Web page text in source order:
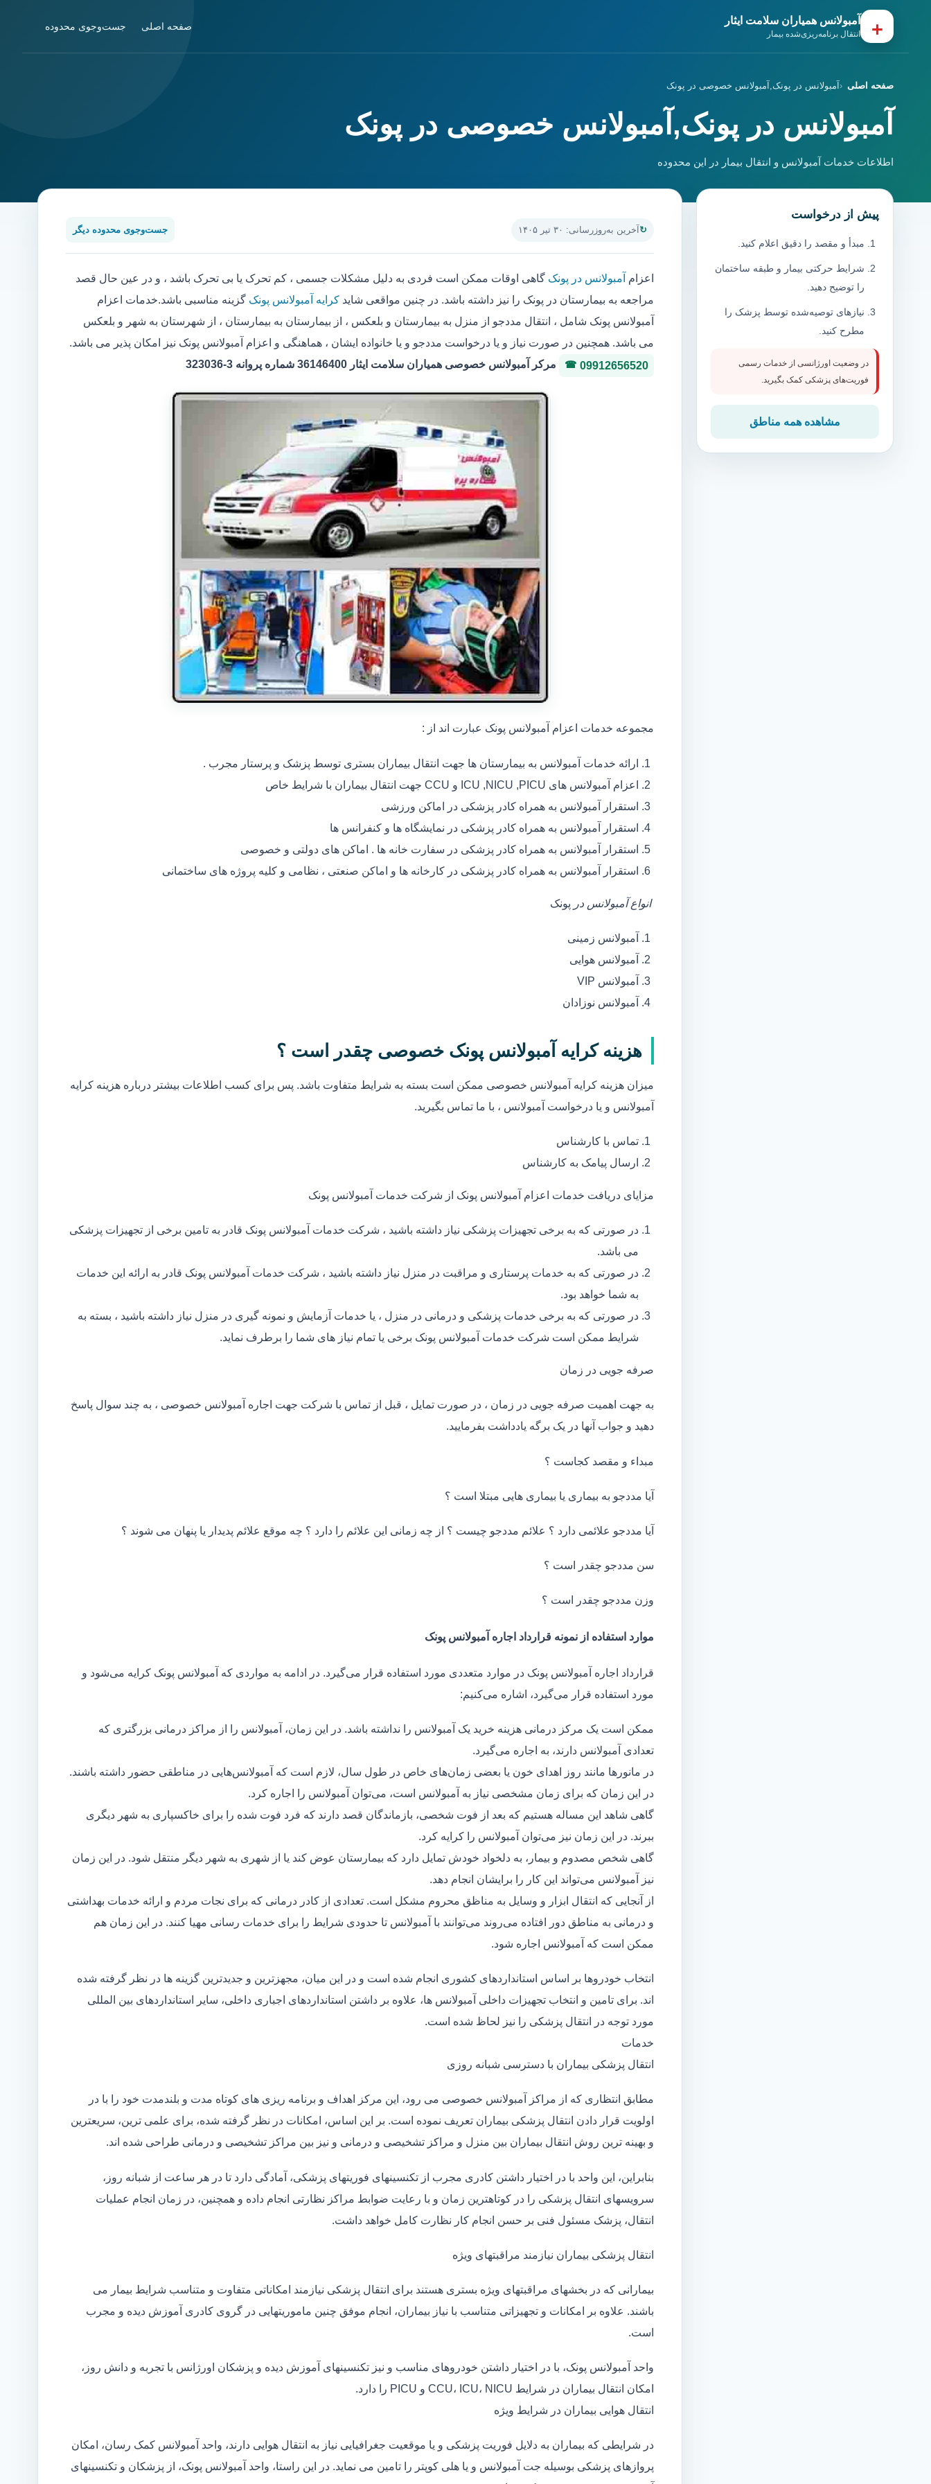
+ آمبولانس همیاران سلامت ایثار
انتقال برنامه‌ریزی‌شده بیمار
صفحه اصلی جست‌وجوی محدوده
صفحه اصلی آمبولانس در پونک,آمبولانس خصوصی در پونک
آمبولانس در پونک,آمبولانس خصوصی در پونک
اطلاعات خدمات آمبولانس و انتقال بیمار در این محدوده
آخرین به‌روزرسانی: ۳۰ تیر ۱۴۰۵ جست‌وجوی محدوده دیگر
اعزام آمبولانس در پونک گاهی اوقات ممکن است فردی به دلیل مشکلات جسمی ، کم تحرک یا بی تحرک باشد ، و در عین حال قصد
مراجعه به بیمارستان در پونک را نیز داشته باشد. در چنین مواقعی شاید کرایه آمبولانس پونک گزینه مناسبی باشد.خدمات اعزام
آمبولانس پونک شامل ، انتقال مددجو از منزل به بیمارستان و بلعکس ، از بیمارستان به بیمارستان ، از شهرستان به شهر و بلعکس
می باشد. همچنین در صورت نیاز و یا درخواست مددجو و یا خانواده ایشان ، هماهنگی و اعزام آمبولانس پونک نیز امکان پذیر می باشد.
09912656520
مرکر آمبولانس خصوصی همیاران سلامت ایثار 36146400 شماره پروانه 3-323036
مجموعه خدمات اعزام آمبولانس پونک عبارت اند از :
ارائه خدمات آمبولانس به بیمارستان ها جهت انتقال بیماران بستری توسط پزشک و پرستار مجرب .
اعزام آمبولانس های ICU ,NICU ,PICU و CCU جهت انتقال بیماران با شرایط خاص
استقرار آمبولانس به همراه کادر پزشکی در اماکن ورزشی
استقرار آمبولانس به همراه کادر پزشکی در نمایشگاه ها و کنفرانس ها
استقرار آمبولانس به همراه کادر پزشکی در سفارت خانه ها . اماکن های دولتی و خصوصی
استقرار آمبولانس به همراه کادر پزشکی در کارخانه ها و اماکن صنعتی ، نظامی و کلیه پروژه های ساختمانی
انواع آمبولانس در پونک
آمبولانس زمینی
آمبولانس هوایی
آمبولانس VIP
آمبولانس نوزادان
هزینه کرایه آمبولانس پونک خصوصی چقدر است ؟
میزان هزینه کرایه آمبولانس خصوصی ممکن است بسته به شرایط متفاوت باشد. پس برای کسب اطلاعات بیشتر درباره هزینه کرایه
آمبولانس و یا درخواست آمبولانس ، با ما تماس بگیرید.
تماس با کارشناس
ارسال پیامک به کارشناس
مزایای دریافت خدمات اعزام آمبولانس پونک از شرکت خدمات آمبولانس پونک
در صورتی که به برخی تجهیزات پزشکی نیاز داشته باشید ، شرکت خدمات آمبولانس پونک قادر به تامین برخی از تجهیزات پزشکی
می باشد.
در صورتی که به خدمات پرستاری و مراقبت در منزل نیاز داشته باشید ، شرکت خدمات آمبولانس پونک قادر به ارائه این خدمات
به شما خواهد بود.
در صورتی که به برخی خدمات پزشکی و درمانی در منزل ، یا خدمات آزمایش و نمونه گیری در منزل نیاز داشته باشید ، بسته به
شرایط ممکن است شرکت خدمات آمبولانس پونک برخی یا تمام نیاز های شما را برطرف نماید.
صرفه جویی در زمان
به جهت اهمیت صرفه جویی در زمان ، در صورت تمایل ، قبل از تماس با شرکت جهت اجاره آمبولانس خصوصی ، به چند سوال پاسخ
دهید و جواب آنها در یک برگه یادداشت بفرمایید.
مبداء و مقصد کجاست ؟
آیا مددجو به بیماری یا بیماری هایی مبتلا است ؟
آیا مددجو علائمی دارد ؟ علائم مددجو چیست ؟ از چه زمانی این علائم را دارد ؟ چه موقع علائم پدیدار یا پنهان می شوند ؟
سن مددجو چقدر است ؟
وزن مددجو چقدر است ؟
موارد استفاده از نمونه قرارداد اجاره آمبولانس پونک
قرارداد اجاره آمبولانس پونک در موارد متعددی مورد استفاده قرار می‌گیرد. در ادامه به مواردی که آمبولانس پونک کرایه می‌شود و
مورد استفاده قرار می‌گیرد، اشاره می‌کنیم:
ممکن است یک مرکز درمانی هزینه خرید یک آمبولانس را نداشته باشد. در این زمان، آمبولانس را از مراکز درمانی بزرگتری که
تعدادی آمبولانس دارند، به اجاره می‌گیرد.
در مانور‌ها مانند روز اهدای خون یا بعضی زمان‌های خاص در طول سال، لازم است که آمبولانس‌هایی در مناطقی حضور داشته باشند.
در این زمان که برای زمان مشخصی نیاز به آمبولانس است، می‌توان آمبولانس را اجاره کرد.
گاهی شاهد این مساله هستیم که بعد از فوت شخصی، بازماندگان قصد دارند که فرد فوت شده را برای خاکسپاری به شهر دیگری
ببرند. در این زمان نیز می‌توان آمبولانس را کرایه کرد.
گاهی شخص مصدوم و بیمار، به دلخواد خودش تمایل دارد که بیمارستان عوض کند یا از شهری به شهر دیگر منتقل شود. در این زمان
نیز آمبولانس می‌تواند این کار را برایشان انجام دهد.
از آنجایی که انتقال ابزار و وسایل به مناظق محروم مشکل است. تعدادی از کادر درمانی که برای نجات مردم و ارائه خدمات بهداشتی
و درمانی به مناطق دور افتاده می‌روند می‌توانند با آمبولانس تا حدودی شرایط را برای خدمات رسانی مهیا کنند. در این زمان هم
ممکن است که آمبولانس اجاره شود.
انتخاب خودروها بر اساس استانداردهای کشوری انجام شده است و در این میان، مجهزترین و جدیدترین گزینه ها در نظر گرفته شده
اند. برای تامین و انتخاب تجهیزات داخلی آمبولانس ها، علاوه بر داشتن استانداردهای اجباری داخلی، سایر استانداردهای بین المللی
مورد توجه در انتقال پزشکی را نیز لحاظ شده است.
خدمات
انتقال پزشکی بیماران با دسترسی شبانه روزی
مطابق انتظاری که از مراکز آمبولانس خصوصی می رود، این مرکز اهداف و برنامه ریزی های کوتاه مدت و بلندمدت خود را با در
اولویت قرار دادن انتقال پزشکی بیماران تعریف نموده است. بر این اساس، امکانات در نظر گرفته شده، برای علمی ترین، سریعترین
و بهینه ترین روش انتقال بیماران بین منزل و مراکز تشخیصی و درمانی و نیز بین مراکز تشخیصی و درمانی طراحی شده اند.
بنابراین، این واحد با در اختیار داشتن کادری مجرب از تکنسینهای فوریتهای پزشکی، آمادگی دارد تا در هر ساعت از شبانه روز،
سرویسهای انتقال پزشکی را در کوتاهترین زمان و با رعایت ضوابط مراکز نظارتی انجام داده و همچنین، در زمان انجام عملیات
انتقال، پزشک مسئول فنی بر حسن انجام کار نظارت کامل خواهد داشت.
انتقال پزشکی بیماران نیازمند مراقبتهای ویژه
بیمارانی که در بخشهای مراقبتهای ویژه بستری هستند برای انتقال پزشکی نیازمند امکاناتی متفاوت و متناسب شرایط بیمار می
باشند. علاوه بر امکانات و تجهیزاتی متناسب با نیاز بیماران، انجام موفق چنین ماموریتهایی در گروی کادری آموزش دیده و مجرب
است.
واحد آمبولانس پونک، با در اختیار داشتن خودروهای مناسب و نیز تکنسینهای آموزش دیده و پزشکان اورژانس با تجربه و دانش روز،
امکان انتقال بیماران در شرایط CCU، ICU، NICU و PICU را دارد.
انتقال هوایی بیماران در شرایط ویژه
در شرایطی که بیماران به دلایل فوریت پزشکی و یا موقعیت جغرافیایی نیاز به انتقال هوایی دارند، واحد آمبولانس کمک رسان، امکان
پروازهای پزشکی بوسیله جت آمبولانس و یا هلی کوپتر را تامین می نماید. در این راستا، واحد آمبولانس پونک، از پزشکان و تکنسینهای
پیش از درخواست
مبدأ و مقصد را دقیق اعلام کنید.
شرایط حرکتی بیمار و طبقه ساختمان
را توضیح دهید.
نیازهای توصیه‌شده توسط پزشک را
مطرح کنید.
در وضعیت اورژانسی از خدمات رسمی
فوریت‌های پزشکی کمک بگیرید.
مشاهده همه مناطق